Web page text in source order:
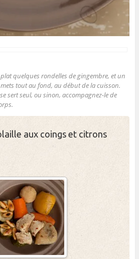
plat quelques rondelles de gingembre, et un
tout au fond, au début de la cuisson.
sert seul, ou sinon, accompagnez-le de
aux coings et citrons